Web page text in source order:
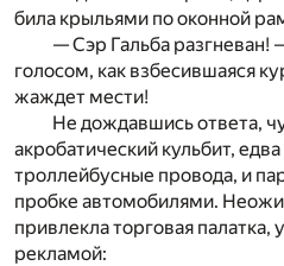
била крыльями по оконной
— Сэр Гальба разгневан!
голосом, как взбесившаяся
жаждет мести!
Не дождавшись ответа,
акробатический кульбит,
троллейбусные провода, и
пробке автомобилями.
привлекла торговая
рекламой: